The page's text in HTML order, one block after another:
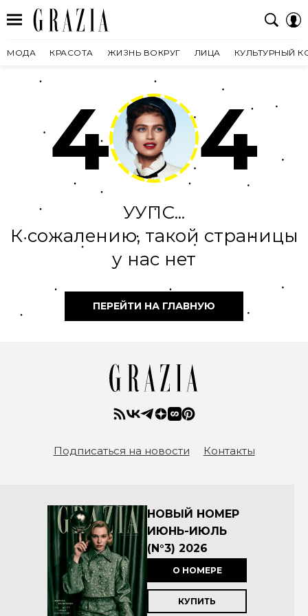
МОДА КРАСОТА ЖИЗНЬ ВОКРУГ ЛИЦА КУЛЬТУРНЫЙ
4 4
УУПС...
К сожалению, такой страницы
у нас нет
ПЕРЕЙТИ НА ГЛАВНУЮ
Подписаться на новости Контакты
НОВЫЙ НОМЕР
ИЮНЬ-ИЮЛЬ
(N°3) 2026
О НОМЕРЕ
КУПИТЬ